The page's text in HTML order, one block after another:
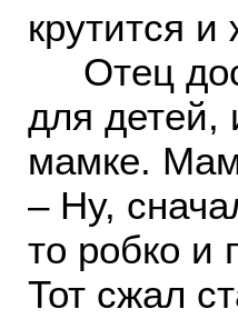
крутится
Отец
для детей,
мамке.
– Ну,
то робко и
Тот сжал